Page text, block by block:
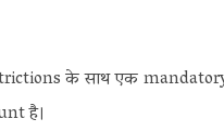
के साथ एक
है।